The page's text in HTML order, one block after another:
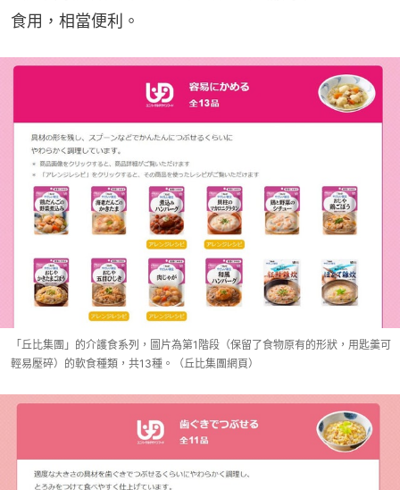
食用，相當便利。
「丘比集團」的介護食系列，圖片為第1階段（保留了食物原有的形狀，用匙羹可
輕易壓碎）的軟食種類，共13種。（丘比集團網頁）